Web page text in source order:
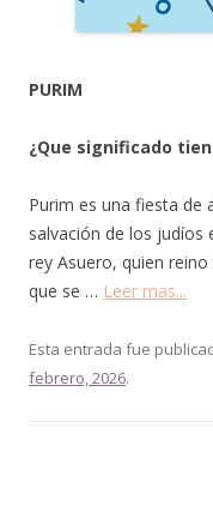
PURIM
¿Que significado
Purim es una fiesta de
salvación de los judíos
rey Asuero, quien
que se … Leer mas...
Esta entrada fue
febrero, 2026.